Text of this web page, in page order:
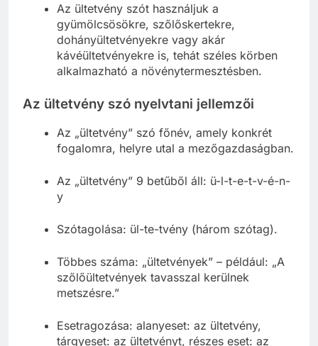
Az ültetvény szót használjuk a
gyümölcsösökre, szőlőskertekre,
dohányültetvényekre vagy akár
kávéültetvényekre is, tehát széles körben
alkalmazható a növénytermesztésben.
Az ültetvény szó nyelvtani jellemzői
Az „ültetvény” szó főnév, amely konkrét
fogalomra, helyre utal a mezőgazdaságban.
Az „ültetvény” 9 betűből áll: ü-l-t-e-t-v-é-n-
y
Szótagolása: ül-te-tvény (három szótag).
Többes száma: „ültetvények” – például: „A
szőlőültetvények tavasszal kerülnek
metszésre.”
Esetragozása: alanyeset: az ültetvény,
tárgyeset: az ültetvényt, részes eset: az